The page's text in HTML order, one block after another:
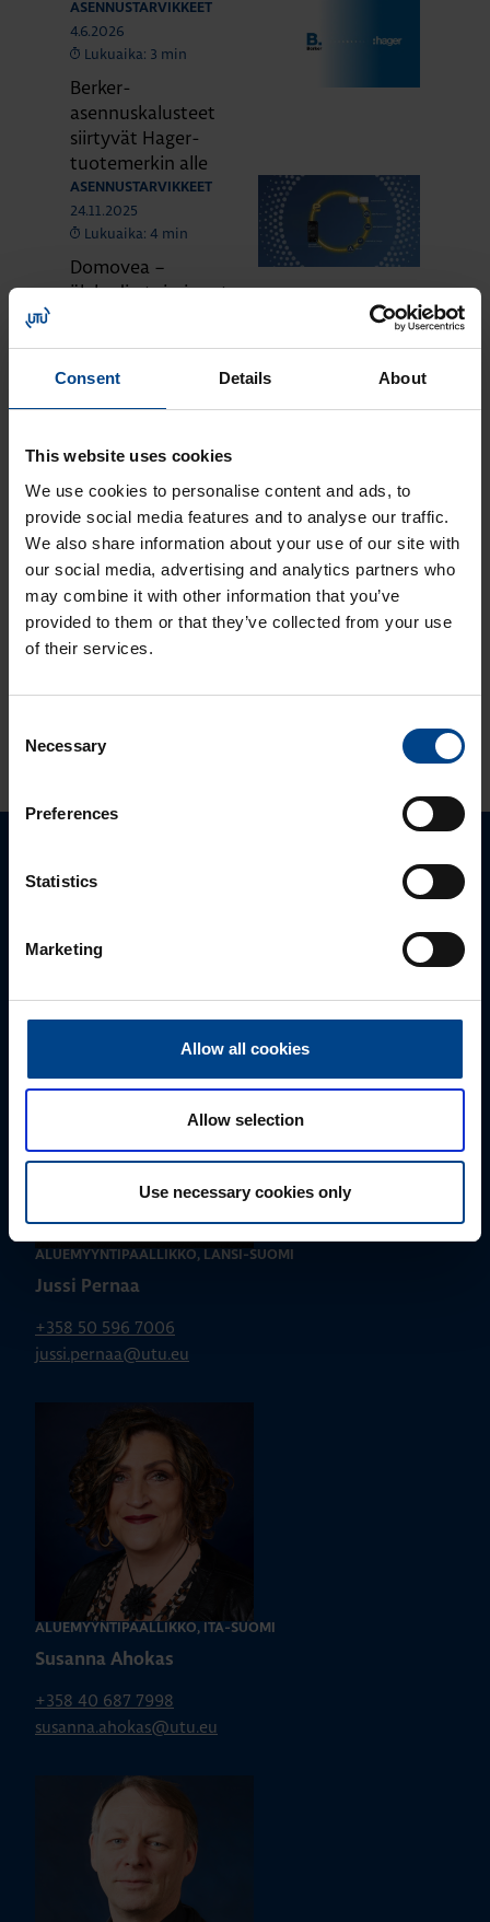
Consent Details About
This website uses cookies
We use cookies to personalise content and ads, to
provide social media features and to analyse our traffic.
We also share information about your use of our site with
our social media, advertising and analytics partners who
may combine it with other information that you’ve
provided to them or that they’ve collected from your use
of their services.
Selection
Necessary
Preferences
Statistics
Marketing
Allow all cookies
Allow selection
Use necessary cookies only
ASENNUSTARVIKKEET
4.6.2026
Lukuaika: 3 min
Berker-
asennuskalusteet
siirtyvät Hager-
tuotemerkin alle
ASENNUSTARVIKKEET
24.11.2025
Lukuaika: 4 min
Domovea –
älykodin toiminnot
järjestelmässä
24.11.2025
Lukuaika: 3 min
Matter – uusi
ASENNUSTARVIKKEET
16.10.2025
Lukuaika: 3 min
Uuden sukupolven
domovea Plus
korvaa domovea
V1:n
Ota yhteyttä!
parhaan ratkaisun. Otathan yhteyttä puhelimitse,
ALUEMYYNTIPÄÄLLIKKÖ, LÄNSI-SUOMI
Jussi Pernaa
+358 50 596 7006
jussi.pernaa@utu.eu
ALUEMYYNTIPÄÄLLIKKÖ, ITÄ-SUOMI
Susanna Ahokas
+358 40 687 7998
susanna.ahokas@utu.eu